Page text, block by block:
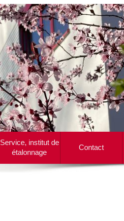
Service, institut de
étalonnage
Contact